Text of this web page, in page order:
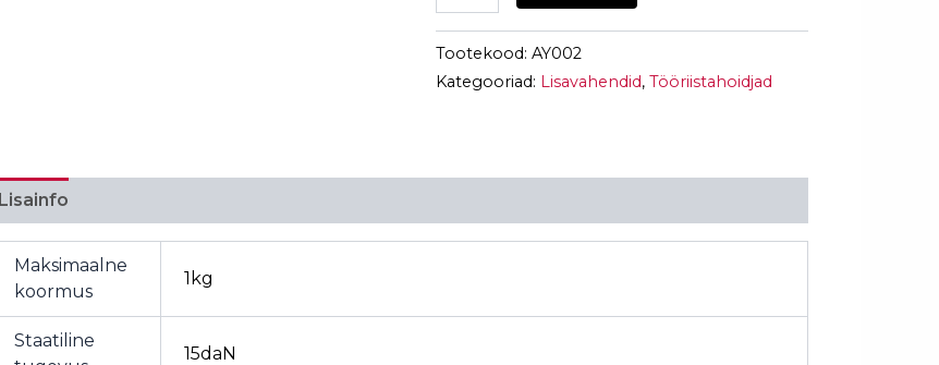
Tootekood: AY002
Kategooriad: Lisavahendid, Tööriistahoidjad
Lisainfo
Maksimaalne
koormus
1kg
Staatiline
15daN